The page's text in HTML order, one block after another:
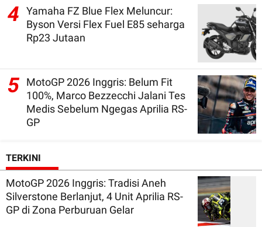
4
Yamaha FZ Blue Flex Meluncur:
Byson Versi Flex Fuel E85 seharga
Rp23 Jutaan
5 MotoGP 2026 Inggris: Belum Fit
100%, Marco Bezzecchi Jalani Tes
Medis Sebelum Ngegas Aprilia RS-
GP
TERKINI
MotoGP 2026 Inggris: Tradisi Aneh
Silverstone Berlanjut, 4 Unit Aprilia RS-
GP di Zona Perburuan Gelar